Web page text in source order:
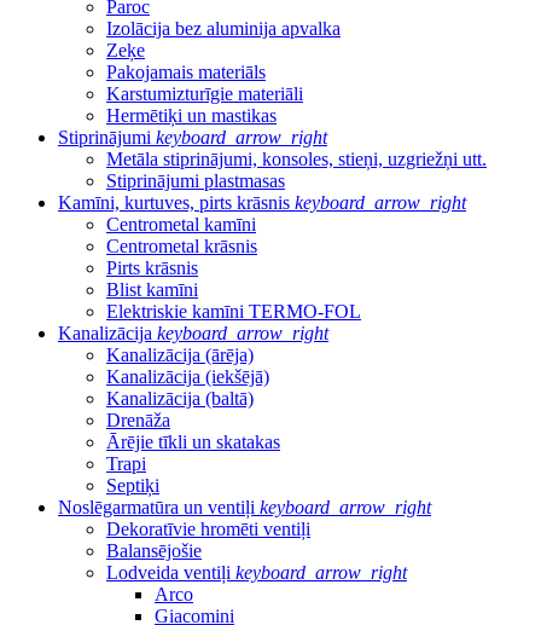
Paroc
Izolācija bez aluminija apvalka
Zeķe
Pakojamais materiāls
Karstumizturīgie materiāli
Hermētiķi un mastikas
Stiprinājumi keyboard_arrow_right
Metāla stiprinājumi, konsoles, stieņi, uzgriežņi utt.
Stiprinājumi plastmasas
Kamīni, kurtuves, pirts krāsnis keyboard_arrow_right
Centrometal kamīni
Centrometal krāsnis
Pirts krāsnis
Blist kamīni
Elektriskie kamīni TERMO-FOL
Kanalizācija keyboard_arrow_right
Kanalizācija (ārēja)
Kanalizācija (iekšējā)
Kanalizācija (baltā)
Drenāža
Ārējie tīkli un skatakas
Trapi
Septiķi
Noslēgarmatūra un ventiļi keyboard_arrow_right
Dekoratīvie hromēti ventiļi
Balansējošie
Lodveida ventiļi keyboard_arrow_right
Arco
Giacomini